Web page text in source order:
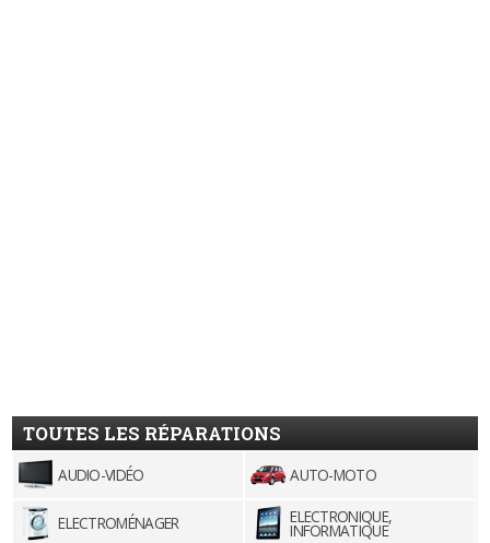
TOUTES LES RÉPARATIONS
AUDIO-VIDÉO AUTO-MOTO
ELECTROMÉNAGER ELECTRONIQUE,
INFORMATIQUE